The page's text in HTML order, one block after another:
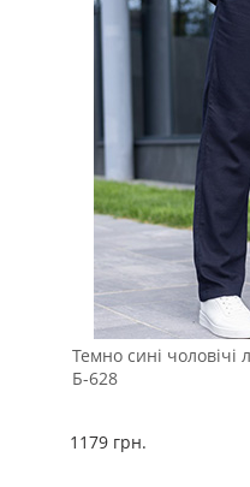
Темно сині
Б-628
1179 грн.